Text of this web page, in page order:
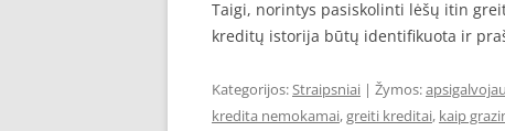
Taigi, norintys pasiskolinti lėšų itin
kreditų istorija būtų identifikuota ir
Kategorijos:Straipsniai | Žymos:
kredita nemokamai,greiti kreditai, kaip